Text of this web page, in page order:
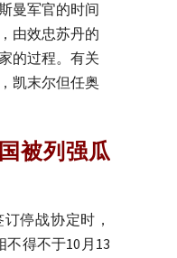
曼军官的时间
由效忠苏丹的
的过程。有关
，凯末尔但任奥
被列强瓜
停战协定时，
不得不于10月13